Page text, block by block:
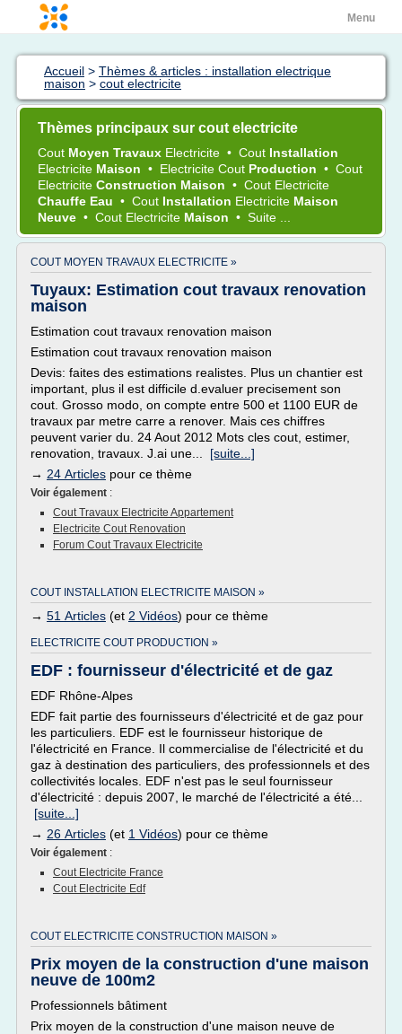
Menu
Accueil > Thèmes & articles : installation electrique
maison > cout electricite
Thèmes principaux sur cout electricite
Cout Moyen Travaux Electricite • Cout Installation
Electricite Maison • Electricite Cout Production • Cout
Electricite Construction Maison • Cout Electricite
Chauffe Eau • Cout Installation Electricite Maison
Neuve • Cout Electricite Maison • Suite ...
COUT MOYEN TRAVAUX ELECTRICITE »
Tuyaux: Estimation cout travaux renovation
maison
Estimation cout travaux renovation maison
Estimation cout travaux renovation maison
Devis: faites des estimations realistes. Plus un chantier est
important, plus il est difficile d.evaluer precisement son
cout. Grosso modo, on compte entre 500 et 1100 EUR de
travaux par metre carre a renover. Mais ces chiffres
peuvent varier du. 24 Aout 2012 Mots cles cout, estimer,
renovation, travaux. J.ai une... [suite...]
→ 24 Articles pour ce thème
Voir également :
Cout Travaux Electricite Appartement
Electricite Cout Renovation
Forum Cout Travaux Electricite
COUT INSTALLATION ELECTRICITE MAISON »
→ 51 Articles (et 2 Vidéos) pour ce thème
ELECTRICITE COUT PRODUCTION »
EDF : fournisseur d'électricité et de gaz
EDF Rhône-Alpes
EDF fait partie des fournisseurs d'électricité et de gaz pour
les particuliers. EDF est le fournisseur historique de
l'électricité en France. Il commercialise de l'électricité et du
gaz à destination des particuliers, des professionnels et des
collectivités locales. EDF n'est pas le seul fournisseur
d'électricité : depuis 2007, le marché de l'électricité a été...
[suite...]
→ 26 Articles (et 1 Vidéos) pour ce thème
Voir également :
Cout Electricite France
Cout Electricite Edf
COUT ELECTRICITE CONSTRUCTION MAISON »
Prix moyen de la construction d'une maison
neuve de 100m2
Professionnels bâtiment
Prix moyen de la construction d'une maison neuve de